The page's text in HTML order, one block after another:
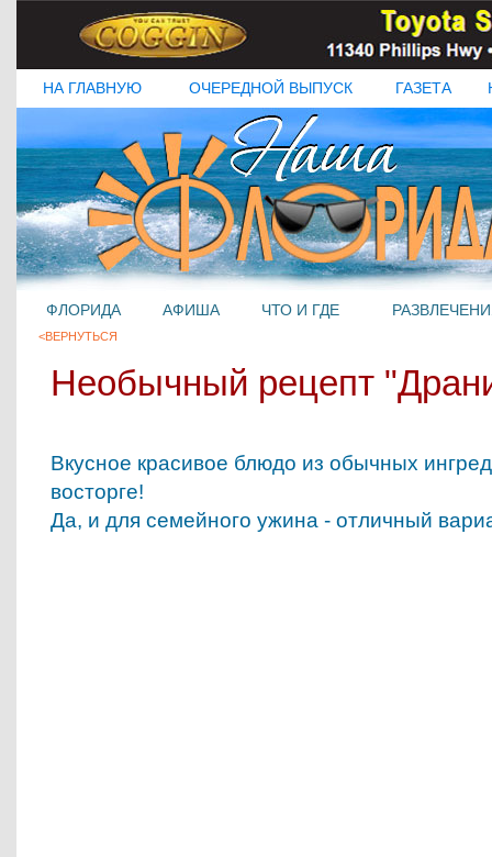
НА ГЛАВНУЮ ОЧЕРЕДНОЙ ВЫПУСК ГАЗЕТА
ФЛОРИДА АФИША ЧТО И ГДЕ
<ВЕРНУТЬСЯ
Необычный рецепт
Вкусное красивое блюдо из обычных
восторге!
Да, и для семейного ужина - отличный